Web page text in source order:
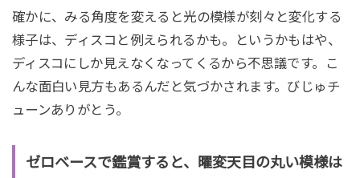
確かに、みる角度を変えると光の模様が刻々と変化する
様子は、ディスコと例えられるかも。というかもはや、
ディスコにしか見えなくなってくるから不思議です。こ
んな面白い見方もあるんだと気づかされます。びじゅチ
ューンありがとう。
ゼロベースで鑑賞すると、曜変天目の丸い模様は